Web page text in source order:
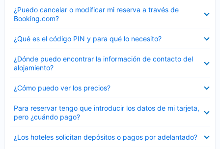
¿Puedo cancelar o modificar mi reserva a través de
Booking.com?
cerrado
¿Qué es el código PIN y para qué lo necesito?
cerrado
¿Dónde puedo encontrar la información de contacto del
alojamiento?
cerrado
¿Cómo puedo ver los precios?
cerrado
Para reservar tengo que introducir los datos de mi tarjeta,
pero ¿cuándo pago?
cerrado
¿Los hoteles solicitan depósitos o pagos por adelantado?
cerrado